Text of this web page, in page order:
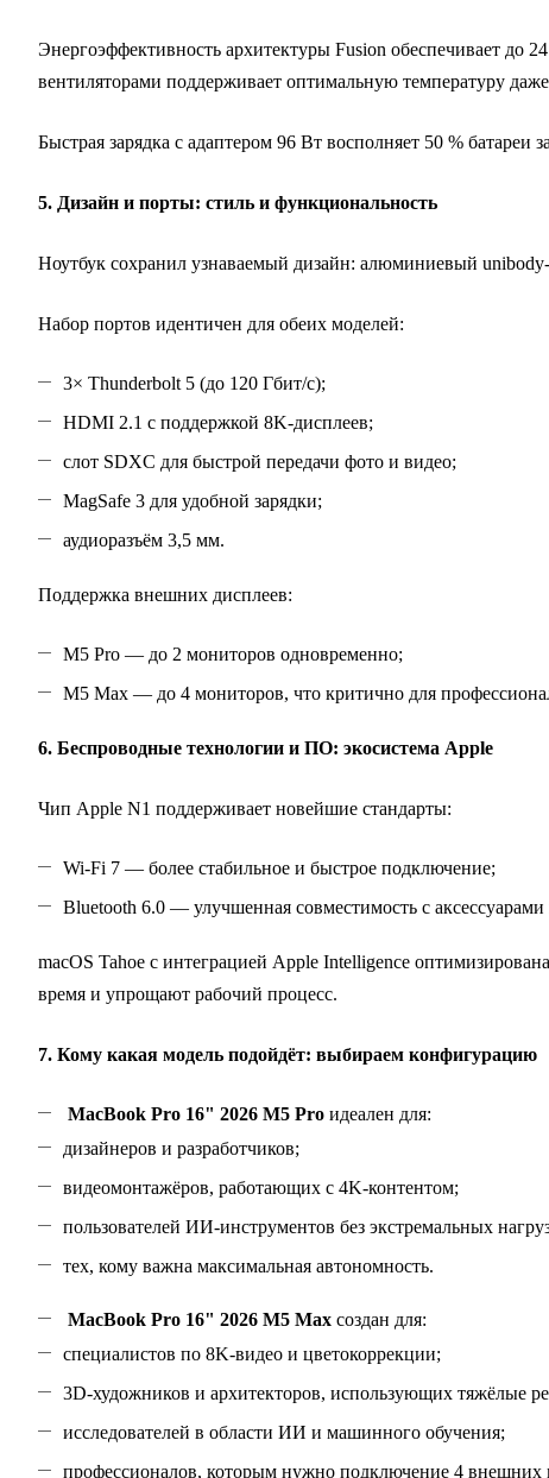
Энергоэффективность архитектуры Fusion обеспечивает до
вентиляторами поддерживает оптимальную температуру
Быстрая зарядка с адаптером 96 Вт восполняет 50 %
5. Дизайн и порты: стиль и функциональность
Ноутбук сохранил узнаваемый дизайн: алюминиевый
Набор портов идентичен для обеих моделей:
3× Thunderbolt 5 (до 120 Гбит/с);
HDMI 2.1 с поддержкой 8K‑дисплеев;
слот SDXC для быстрой передачи фото и видео;
MagSafe 3 для удобной зарядки;
аудиоразъём 3,5 мм.
Поддержка внешних дисплеев:
M5 Pro — до 2 мониторов одновременно;
M5 Max — до 4 мониторов, что критично для
6. Беспроводные технологии и ПО: экосистема Apple
Чип Apple N1 поддерживает новейшие стандарты:
Wi‑Fi 7 — более стабильное и быстрое подключение;
Bluetooth 6.0 — улучшенная совместимость с
macOS Tahoe с интеграцией Apple Intelligence
время и упрощают рабочий процесс.
7. Кому какая модель подойдёт: выбираем конфигурацию
MacBook Pro 16" 2026 M5 Pro идеален для:
дизайнеров и разработчиков;
видеомонтажёров, работающих с 4K‑контентом;
пользователей ИИ‑инструментов без экстремальных
тех, кому важна максимальная автономность.
MacBook Pro 16" 2026 M5 Max создан для:
специалистов по 8K‑видео и цветокоррекции;
3D‑художников и архитекторов, использующих тяжёлые
исследователей в области ИИ и машинного обучения;
профессионалов, которым нужно подключение 4 внешних